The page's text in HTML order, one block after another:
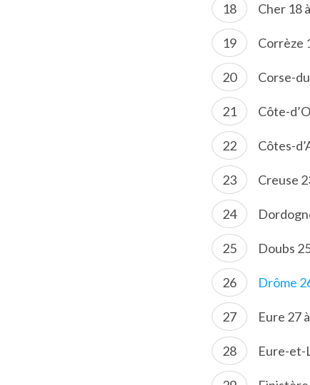
Cher 18
Corrèze
Corse-
Côte-
Côtes-
Creuse
Doubs
Drôme
Eure 27
Eure-et-